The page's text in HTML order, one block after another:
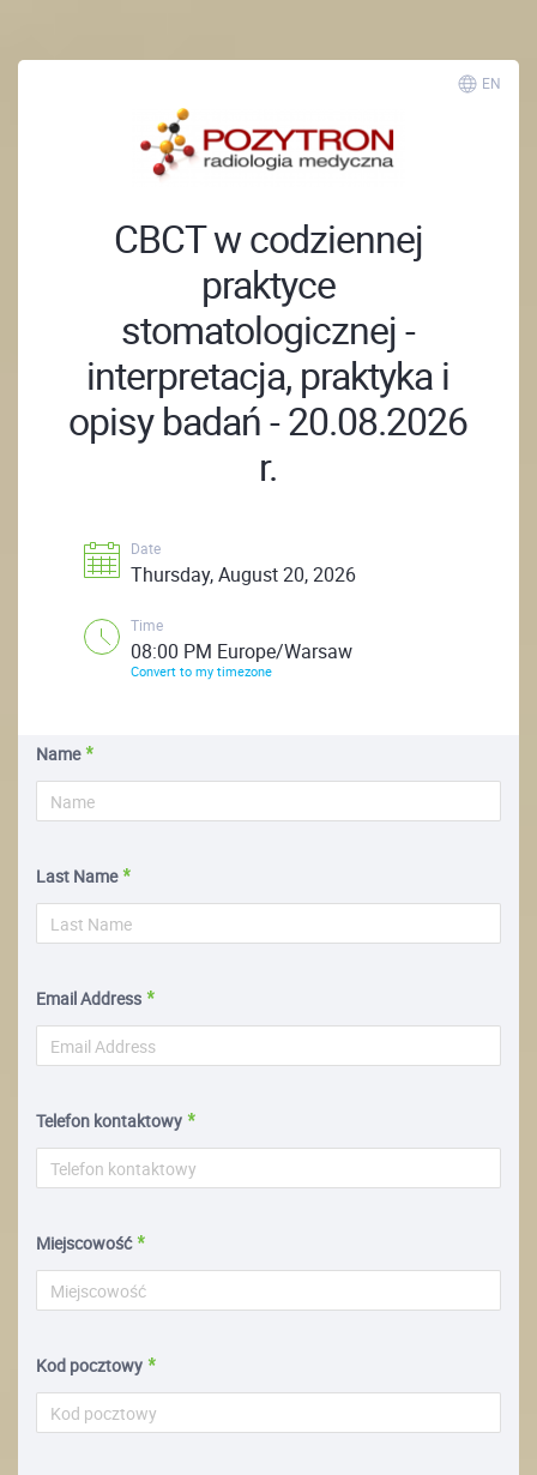
EN
CBCT w codziennej
praktyce
stomatologicznej -
interpretacja, praktyka i
opisy badań - 20.08.2026
r.
Date
Thursday, August 20, 2026
Time
08:00 PM Europe/Warsaw
Convert to my timezone
Name
Last Name
Email Address
Telefon kontaktowy
Miejscowość
Kod pocztowy